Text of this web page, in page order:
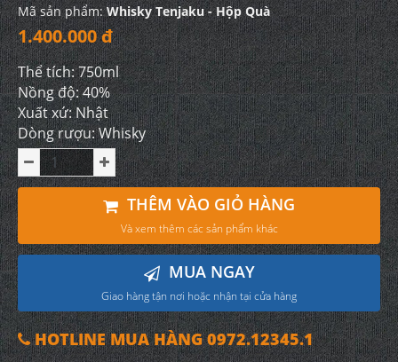
Mã sản phẩm:Whisky Tenjaku - Hộp Quà
1.400.000 đ
Thể tích: 750ml
Nồng độ: 40%
Xuất xứ: Nhật
Dòng rượu: Whisky
THÊM VÀO GIỎ HÀNG
Và xem thêm các sản phẩm khác
MUA NGAY
Giao hàng tận nơi hoặc nhận tại cửa hàng
HOTLINE MUA HÀNG 0972.12345.1